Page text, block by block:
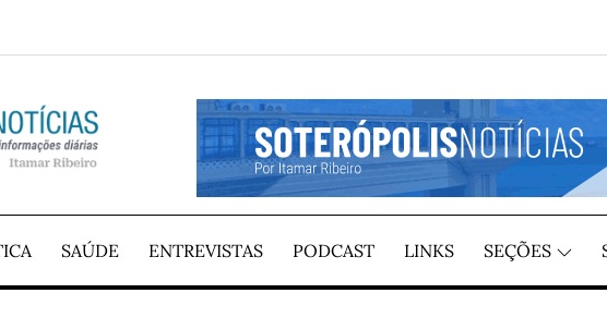
NOTÍCIAS
E REGIÃO, POR ITAMAR RIBEIRO
SAÚDE ENTREVISTAS PODCAST LINKS SEÇÕES